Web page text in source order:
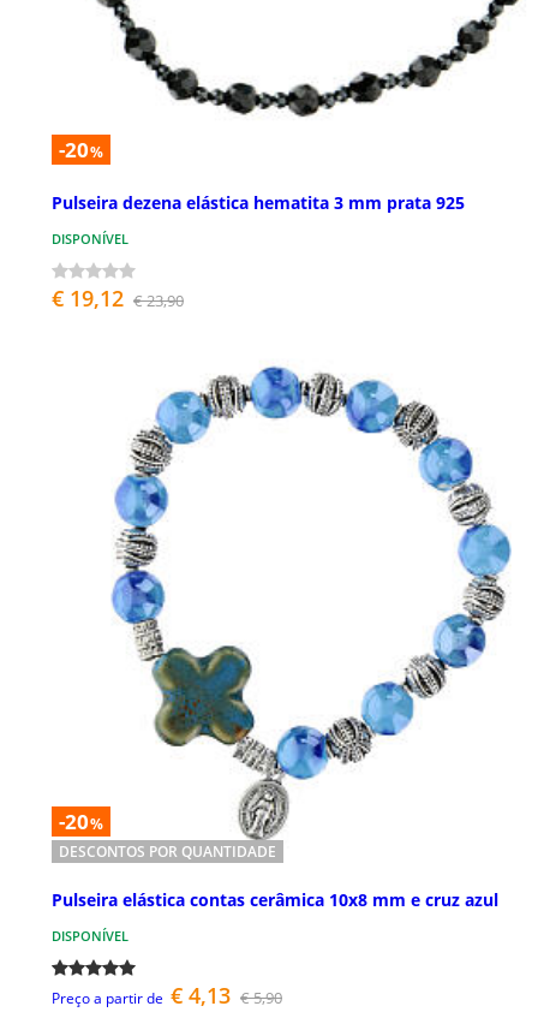
-20%
Pulseira dezena elástica hematita 3 mm prata 925
DISPONÍVEL
€ 19,12 € 23,90
-20%
DESCONTOS POR QUANTIDADE
Pulseira elástica contas cerâmica 10x8 mm e cruz azul
DISPONÍVEL
Preço a partir de € 4,13 € 5,90